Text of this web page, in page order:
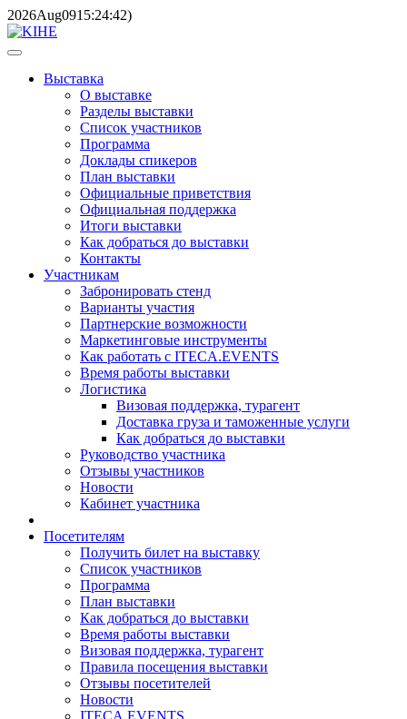
2026Aug0915:24:42)
Выставка
О выставке
Разделы выставки
Список участников
Программа
Доклады спикеров
План выставки
Официальные приветствия
Официальная поддержка
Итоги выставки
Как добраться до выставки
Контакты
Участникам
Забронировать стенд
Варианты участия
Партнерские возможности
Маркетинговые инструменты
Как работать с ITECA.EVENTS
Время работы выставки
Логистика
Визовая поддержка, турагент
Доставка груза и таможенные услуги
Как добраться до выставки
Руководство участника
Отзывы участников
Новости
Кабинет участника
Посетителям
Получить билет на выставку
Список участников
Программа
План выставки
Как добраться до выставки
Время работы выставки
Визовая поддержка, турагент
Правила посещения выставки
Отзывы посетителей
Новости
ITECA.EVENTS